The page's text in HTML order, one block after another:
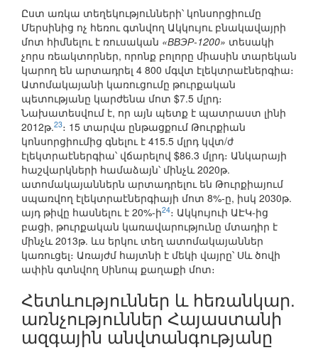
Ըստ առկա տեղեկությունների՝ կոնսորցիումը
Մերսինից ոչ հեռու գտնվող Ակկույու բնակավայրի
մոտ հիմնելու է ռուսական «ВВЭР-1200» տեսակի
չորս ռեակտորներ, որոնք բոլորը միասին տարեկան
կարող են արտադրել 4 800 մգվտ էլեկտրաէներգիա։
Ատոմակայանի կառուցումը թուրքական
պետությանը կարժենա մոտ $7.5 մլրդ։
Նախատեսվում է, որ այն պետք է պատրաստ լինի
2012թ.23։ 15 տարվա ընթացքում Թուրքիան
կոնսորցիումից գնելու է 415.5 մլրդ կվտ/ժ
էլեկտրաէներգիա՝ վճարելով $86.3 մլրդ։ Անկարայի
հաշվարկների համաձայն՝ մինչև 2020թ.
ատոմակայաններն արտադրելու են Թուրքիայում
սպառվող էլեկտրաէներգիայի մոտ 8%-ը, իսկ 2030թ.
այդ թիվը հասնելու է 20%-ի24։ Ակկույուի ԱԷԿ-ից
բացի, թուրքական կառավարությունը մտադիր է
մինչև 2013թ. ևս երկու տեղ ատոմակայաններ
կառուցել։ Առայժմ հայտնի է մեկի վայրը՝ Սև ծովի
ափին գտնվող Սինոպ քաղաքի մոտ։
Հետևություններ և հեռանկար.
առնչություններ Հայաստանի
ազգային անվտանգությանը